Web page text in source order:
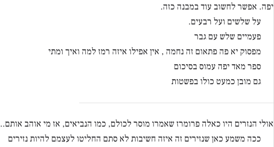
יפה. אפשר לחשוב עוד במבנה כזה.
על שלשים ועל רבעים.
פעמיים שלש עם גבר
מפסוק יא פה פתאום זה נחמה , אין אפילו איזה רמז למה ואיך ומתי
ספר מאד יפה עמוס בסיכום
גם מובן כמעט כולו בפשטות
אולי הנזרים היו כאלה פרומרז שאמרו מוסר לכולם, כמו הנביאים, אז מי אוהב אותם..
ככה משמע כאן שנזירים זה איזה חשיבות לא סתם החליטו לעצמם להיות נזירים